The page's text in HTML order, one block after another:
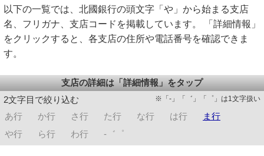
以下の一覧では、北國銀行の頭文字「や」から始まる支店
名、フリガナ、支店コードを掲載しています。 「詳細情報」
をクリックすると、各支店の住所や電話番号を確認できま
す。
支店の詳細は「詳細情報」をタップ
2文字目で絞り込む
※「-」「゛」「゜」は1文字扱い
あ行 か行 さ行 た行 な行 は行
ま行
や行
ら行 わ行 -゛゜